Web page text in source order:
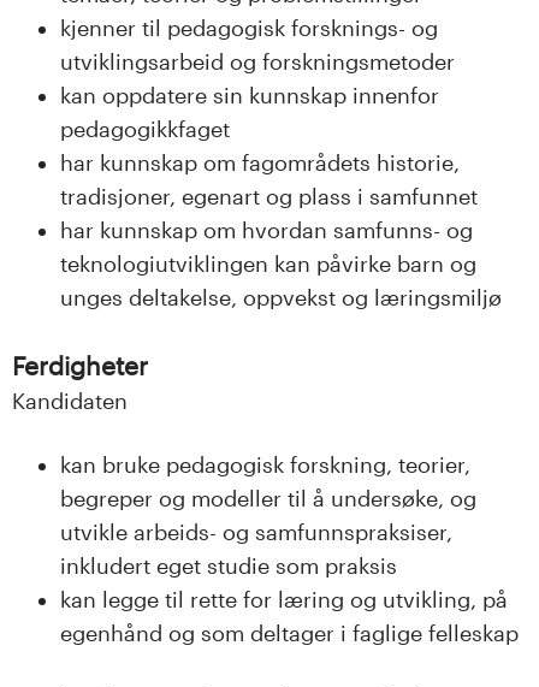
kjenner til pedagogisk forsknings- og
utviklingsarbeid og forskningsmetoder
kan oppdatere sin kunnskap innenfor
pedagogikkfaget
har kunnskap om fagområdets historie,
tradisjoner, egenart og plass i samfunnet
har kunnskap om hvordan samfunns- og
teknologiutviklingen kan påvirke barn og
unges deltakelse, oppvekst og læringsmiljø
Ferdigheter
Kandidaten
kan bruke pedagogisk forskning, teorier,
begreper og modeller til å undersøke, og
utvikle arbeids- og samfunnspraksiser,
inkludert eget studie som praksis
kan legge til rette for læring og utvikling, på
egenhånd og som deltager i faglige felleskap